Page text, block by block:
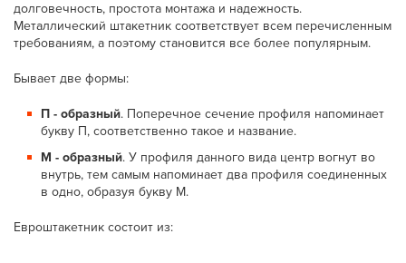
долговечность, простота монтажа и надежность.
Металлический штакетник соответствует всем перечисленным
требованиям, а поэтому становится все более популярным.
Бывает две формы:
П - образный. Поперечное сечение профиля напоминает
букву П, соответственно такое и название.
М - образный. У профиля данного вида центр вогнут во
внутрь, тем самым напоминает два профиля соединенных
в одно, образуя букву М.
Евроштакетник состоит из: